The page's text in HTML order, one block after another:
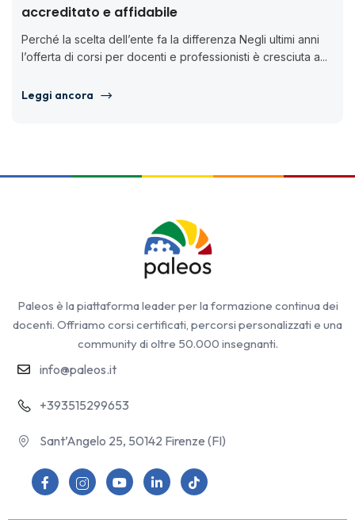
accreditato e affidabile
Perché la scelta dell’ente fa la differenza Negli ultimi anni
l’offerta di corsi per docenti e professionisti è cresciuta a...
Leggi ancora
Paleos è la piattaforma leader per la formazione continua dei
docenti. Offriamo corsi certificati, percorsi personalizzati e una
community di oltre 50.000 insegnanti.
info@paleos.it
+393515299653
Sant’Angelo 25, 50142 Firenze (FI)